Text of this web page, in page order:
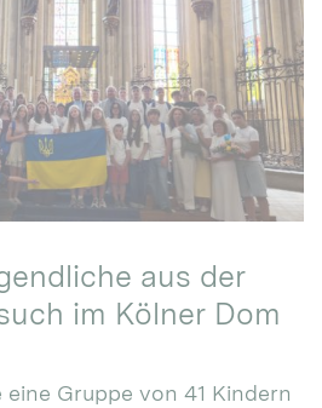
aus der
im Kölner Dom
eine Gruppe von 41 Kindern